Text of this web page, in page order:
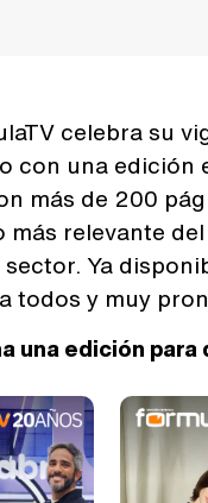
celebra su
con una edición
más de 200
más relevante
Ya
todos y muy
una edición para